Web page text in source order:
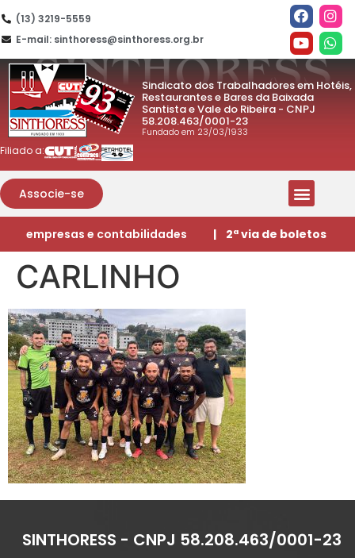
(13) 3219-5559
E-mail: sinthoress@sinthoress.org.br
Sindicato dos Trabalhadores em Hotéis,
Restaurantes e Bares da Baixada
Santista e Vale do Ribeira - CNPJ
58.208.463/0001-23
Fundado em 23/03/1933
Filiado a:
Associe-se
empresas e contabilidades | 2ª via de boletos
CARLINHO
SINTHORESS - CNPJ 58.208.463/0001-23